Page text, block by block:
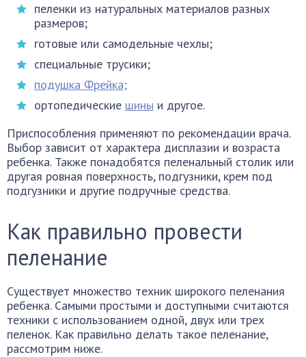
пеленки из натуральных материалов разных
размеров;
готовые или самодельные чехлы;
специальные трусики;
подушка Фрейка;
ортопедические шины и другое.
Приспособления применяют по рекомендации врача.
Выбор зависит от характера дисплазии и возраста
ребенка. Также понадобятся пеленальный столик или
другая ровная поверхность, подгузники, крем под
подгузники и другие подручные средства.
Как правильно провести
пеленание
Существует множество техник широкого пеленания
ребенка. Самыми простыми и доступными считаются
техники с использованием одной, двух или трех
пеленок. Как правильно делать такое пеленание,
рассмотрим ниже.